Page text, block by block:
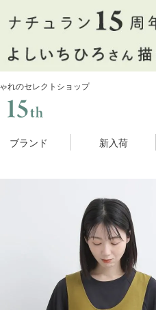
れのセレクトショップ
ブランド 新入荷